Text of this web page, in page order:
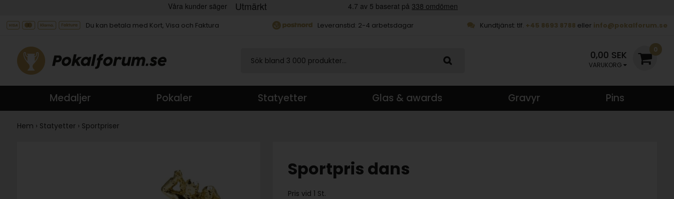
Du kan betala med Kort, Visa och Faktura Leveranstid: 2-4 arbetsdagar Kundtjänst: tlf. +45 8693 8788 eller info@pokalforum.se
0
0,00 SEK
VARUKORG
Medaljer Pokaler Statyetter Glas & awards Gravyr Pins
Hem › Statyetter › Sportpriser
Sportpris dans
Pris vid 1 St.